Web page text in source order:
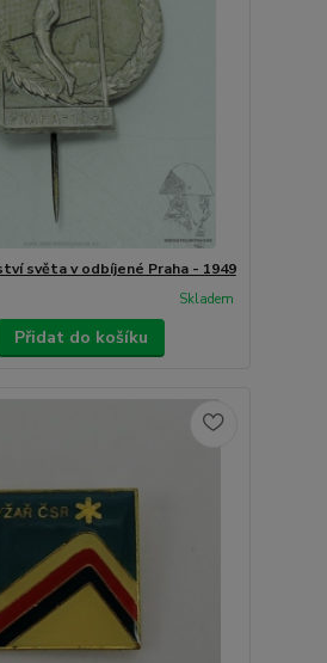
světa v odbíjené Praha - 1949
Skladem
Přidat do košíku